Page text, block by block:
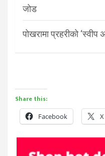
जोड
पोखरामा प्रहरीको
Share this:
Facebook X